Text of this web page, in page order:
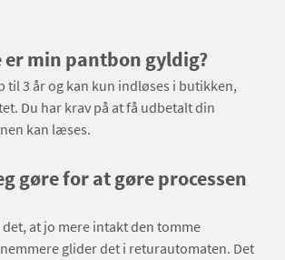
min pantbon gyldig?
til 3 år og kan kun indløses i butikken,
Du har krav på at få udbetalt din
kan læses.
gøre for at gøre processen
at jo mere intakt den tomme
glider det i returautomaten. Det